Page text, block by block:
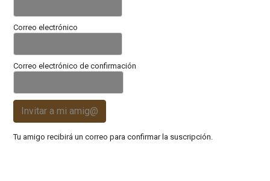
Correo electrónico
Correo electrónico de confirmación
Invitar a mi amig@
Tu amigo recibirá un correo para confirmar la suscripción.